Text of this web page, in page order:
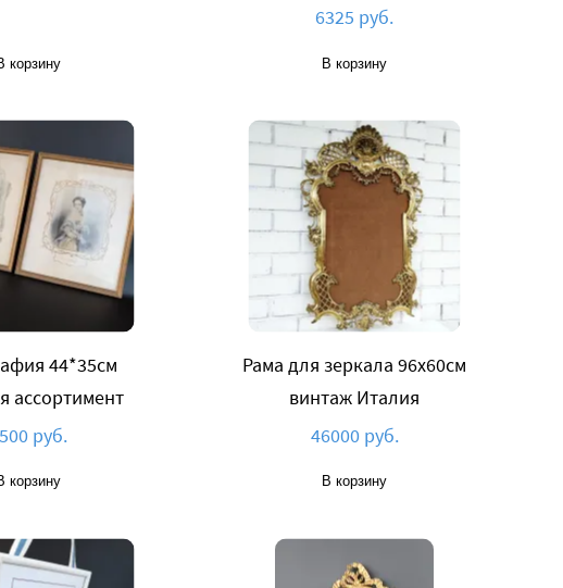
корзину
6325 руб.
В корзину
44*35см
ассортимент
руб.
корзину
Рама для зеркала 96х60см
винтаж Италия
46000 руб.
В корзину